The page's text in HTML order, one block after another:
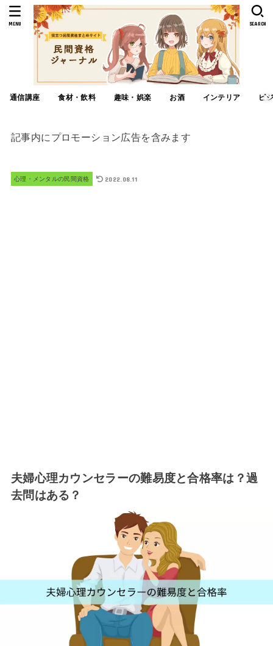
通信講座 食材・飲料 趣味・娯楽 お酒 インテリア ビ
SEARCH
MENU
記事内にプロモーション広告を含みます
心理・メンタルの民間資格 2022.08.11
夫婦心理カウンセラーの難易度と合格率は？過
去問はある？